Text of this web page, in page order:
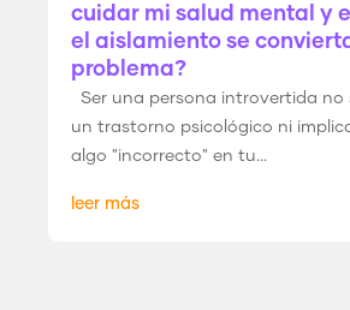
cuidar mi salud mental y
el aislamiento se
problema?
Ser una persona introvertida no
un trastorno psicológico ni
algo "incorrecto" en tu...
leer más